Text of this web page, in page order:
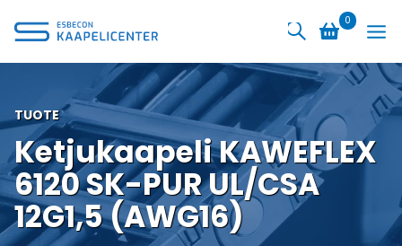
sisältöön
0
TUOTE
Ketjukaapeli KAWEFLEX
6120 SK-PUR UL/CSA
12G1,5 (AWG16)